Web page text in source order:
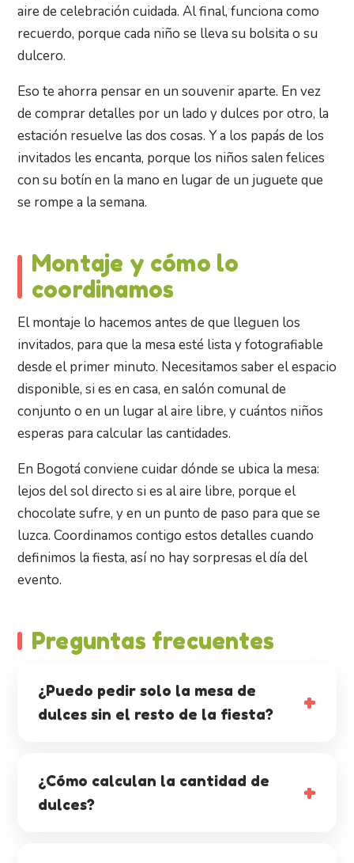
aire de celebración cuidada. Al final, funciona como
recuerdo, porque cada niño se lleva su bolsita o su
dulcero.
Eso te ahorra pensar en un souvenir aparte. En vez
de comprar detalles por un lado y dulces por otro, la
estación resuelve las dos cosas. Y a los papás de los
invitados les encanta, porque los niños salen felices
con su botín en la mano en lugar de un juguete que
se rompe a la semana.
Montaje y cómo lo
coordinamos
El montaje lo hacemos antes de que lleguen los
invitados, para que la mesa esté lista y fotografiable
desde el primer minuto. Necesitamos saber el espacio
disponible, si es en casa, en salón comunal de
conjunto o en un lugar al aire libre, y cuántos niños
esperas para calcular las cantidades.
En Bogotá conviene cuidar dónde se ubica la mesa:
lejos del sol directo si es al aire libre, porque el
chocolate sufre, y en un punto de paso para que se
luzca. Coordinamos contigo estos detalles cuando
definimos la fiesta, así no hay sorpresas el día del
evento.
Preguntas frecuentes
¿Puedo pedir solo la mesa de
dulces sin el resto de la fiesta?
¿Cómo calculan la cantidad de
dulces?